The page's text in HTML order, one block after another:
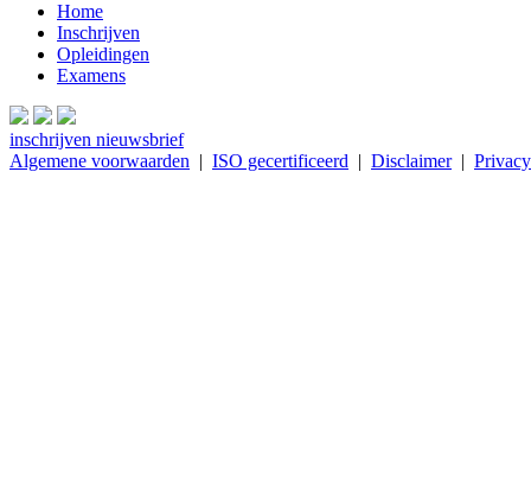
Home
Inschrijven
Opleidingen
Examens
inschrijven nieuwsbrief
Algemene voorwaarden | ISO gecertificeerd | Disclaimer|